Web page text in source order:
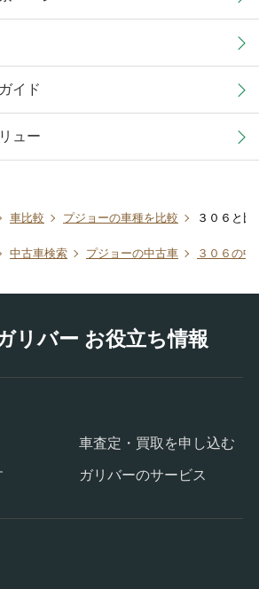
イド
ュー
車比較 プジョーの車種を比較 ３０６と比
中古車検索 プジョーの中古車 ３０６の中
リバー お役立ち情報
車査定・買取を申し込む
ガリバーのサービス